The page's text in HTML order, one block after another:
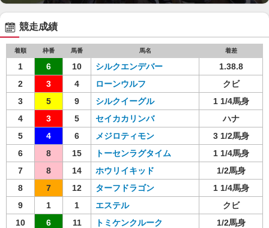
競走成績
着順 枠番 馬番 馬名 着差
1 6 10 シルクエンデバー
1.38.8
2
3 4 ローンウルフ
クビ
3
5 9 シルクイーグル
1 1/4馬身
4
3 5 セイカカリンバ
ハナ
5
4 6 メジロティモン
3 1/2馬身
6
8 15 トーセンラグタイム
1 1/4馬身
7
8 14 ホウリイキッド
1/2馬身
8
7 12 ターフドラゴン
1 1/4馬身
9
1 1 エステル
クビ
10
6 11 トミケンクルーク
1/2馬身